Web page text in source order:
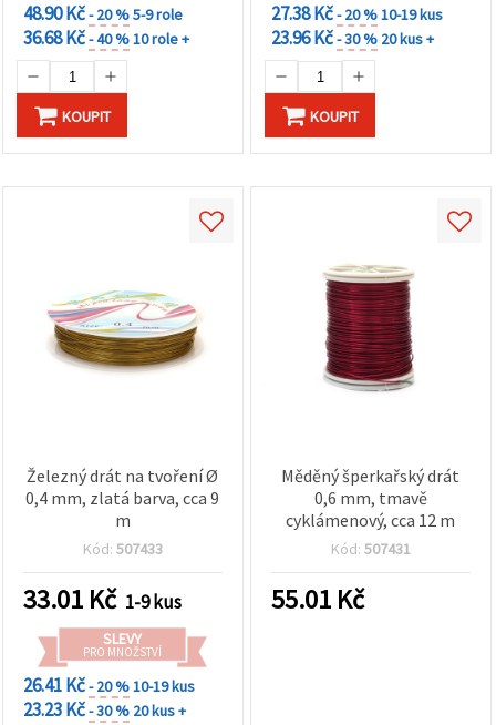
48.90 Kč- 20 %5-9 role
36.68 Kč- 40 %10 role +
KOUPIT
27.38 Kč- 20 %10-19 kus
23.96 Kč- 30 % 20 kus +
KOUPIT
Železný drát na tvoření Ø
0,4 mm, zlatá barva, cca 9
m
Kód: 507433
33.01 Kč 1-9 kus
SLEVY
PRO MNOŽSTVÍ
26.41 Kč- 20 %10-19 kus
23.23 Kč- 30 % 20 kus +
Měděný šperkařský drát
0,6 mm, tmavě
cyklámenový, cca 12 m
Kód: 507431
55.01 Kč